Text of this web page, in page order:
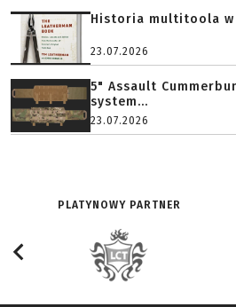
Historia multitoola w
23.07.2026
5" Assault
system...
23.07.2026
PLATYNOWY PARTNER